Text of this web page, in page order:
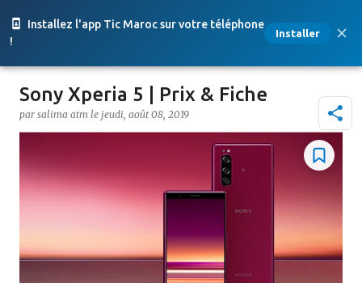
Installez l'app Tic Maroc sur votre téléphone
!
Installer
Accéder au contenu principal
Sony Xperia 5 | Prix & Fiche
par salima atm le jeudi, août 08, 2019